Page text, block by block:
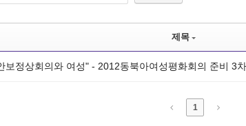
제목
보정상회의와 여성" - 2012동북아여성평화회의 준비 3
1